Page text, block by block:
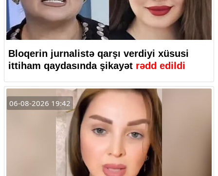
Bloqerin jurnalistə qarşı verdiyi xüsusi
ittiham qaydasında şikayət rədd edildi
06-08-2026 19:42